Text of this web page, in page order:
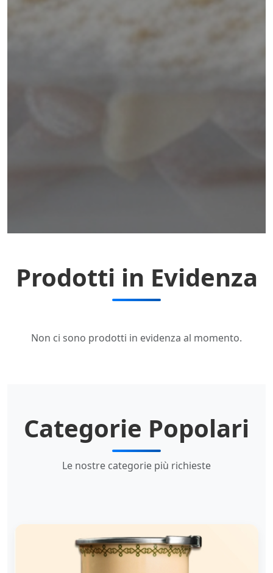
Prodotti in Evidenza
Non ci sono prodotti in evidenza al momento.
Categorie Popolari
Le nostre categorie più richieste